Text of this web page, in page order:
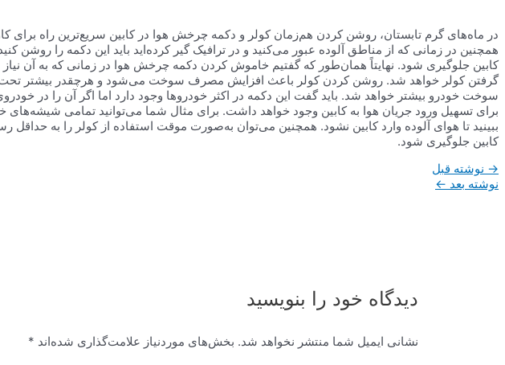
در ماه‌های گرم تابستان، روشن کردن هم‌زمان کولر و دکمه چرخش هوا در کابین سریع‌ترین راه برای
همچنین در زمانی که از مناطق آلوده عبور می‌کنید و در ترافیک گیر کرده‌اید باید این دکمه را روشن
کابین جلوگیری شود. نهایتاً همان‌طور که گفتیم خاموش کردن دکمه چرخش هوا در زمانی که به آن
گرفتن کولر خواهد شد. روشن کردن کولر باعث افزایش مصرف سوخت می‌شود و هرچقدر بیشتر
سوخت خودرو بیشتر خواهد شد. باید گفت این دکمه در اکثر خودروها وجود دارد اما اگر آن را در
برای تسهیل ورود جریان هوا به کابین وجود خواهد داشت. برای مثال شما می‌توانید تمامی شیشه‌های
ببینید تا هوای آلوده وارد کابین نشود. همچنین می‌توان به‌صورت موقت استفاده از کولر را به حداقل
کابین جلوگیری شود.
راهبری
نوشته
→ نوشته قبل
نوشته بعد ←
دیدگاه‌ خود را بنویسید
نشانی ایمیل شما منتشر نخواهد شد. بخش‌های موردنیاز علامت‌گذاری شده‌اند *